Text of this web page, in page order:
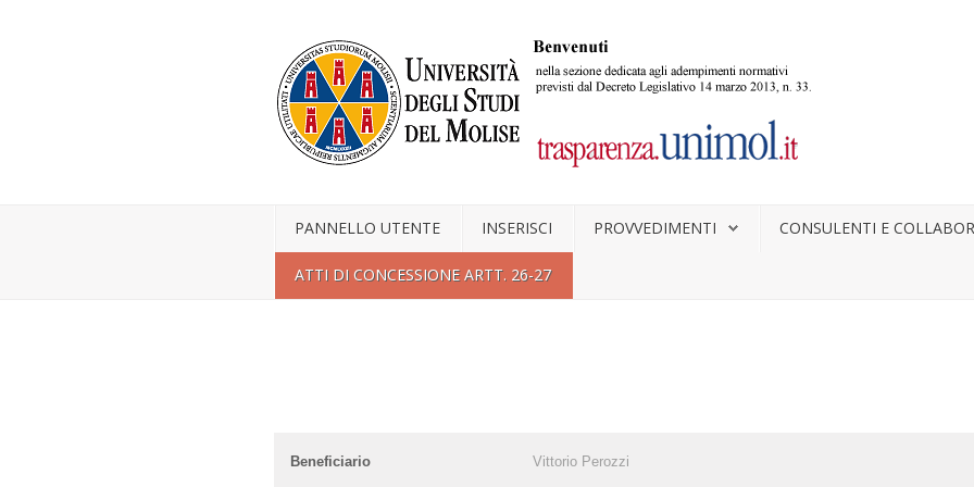
PANNELLO UTENTE INSERISCI PROVVEDIMENTI CONSULENTI E
ATTI DI CONCESSIONE ARTT. 26-27
Beneficiario Vittorio Perozzi